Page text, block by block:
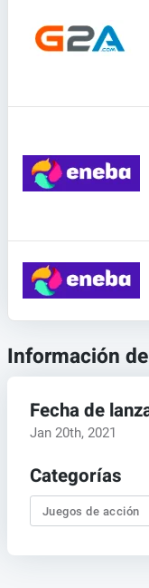
Información
Fecha de
Jan 20th, 2021
Categorías
Juegos de acción